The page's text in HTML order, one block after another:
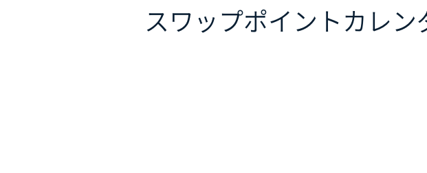
スワップポイント カレン